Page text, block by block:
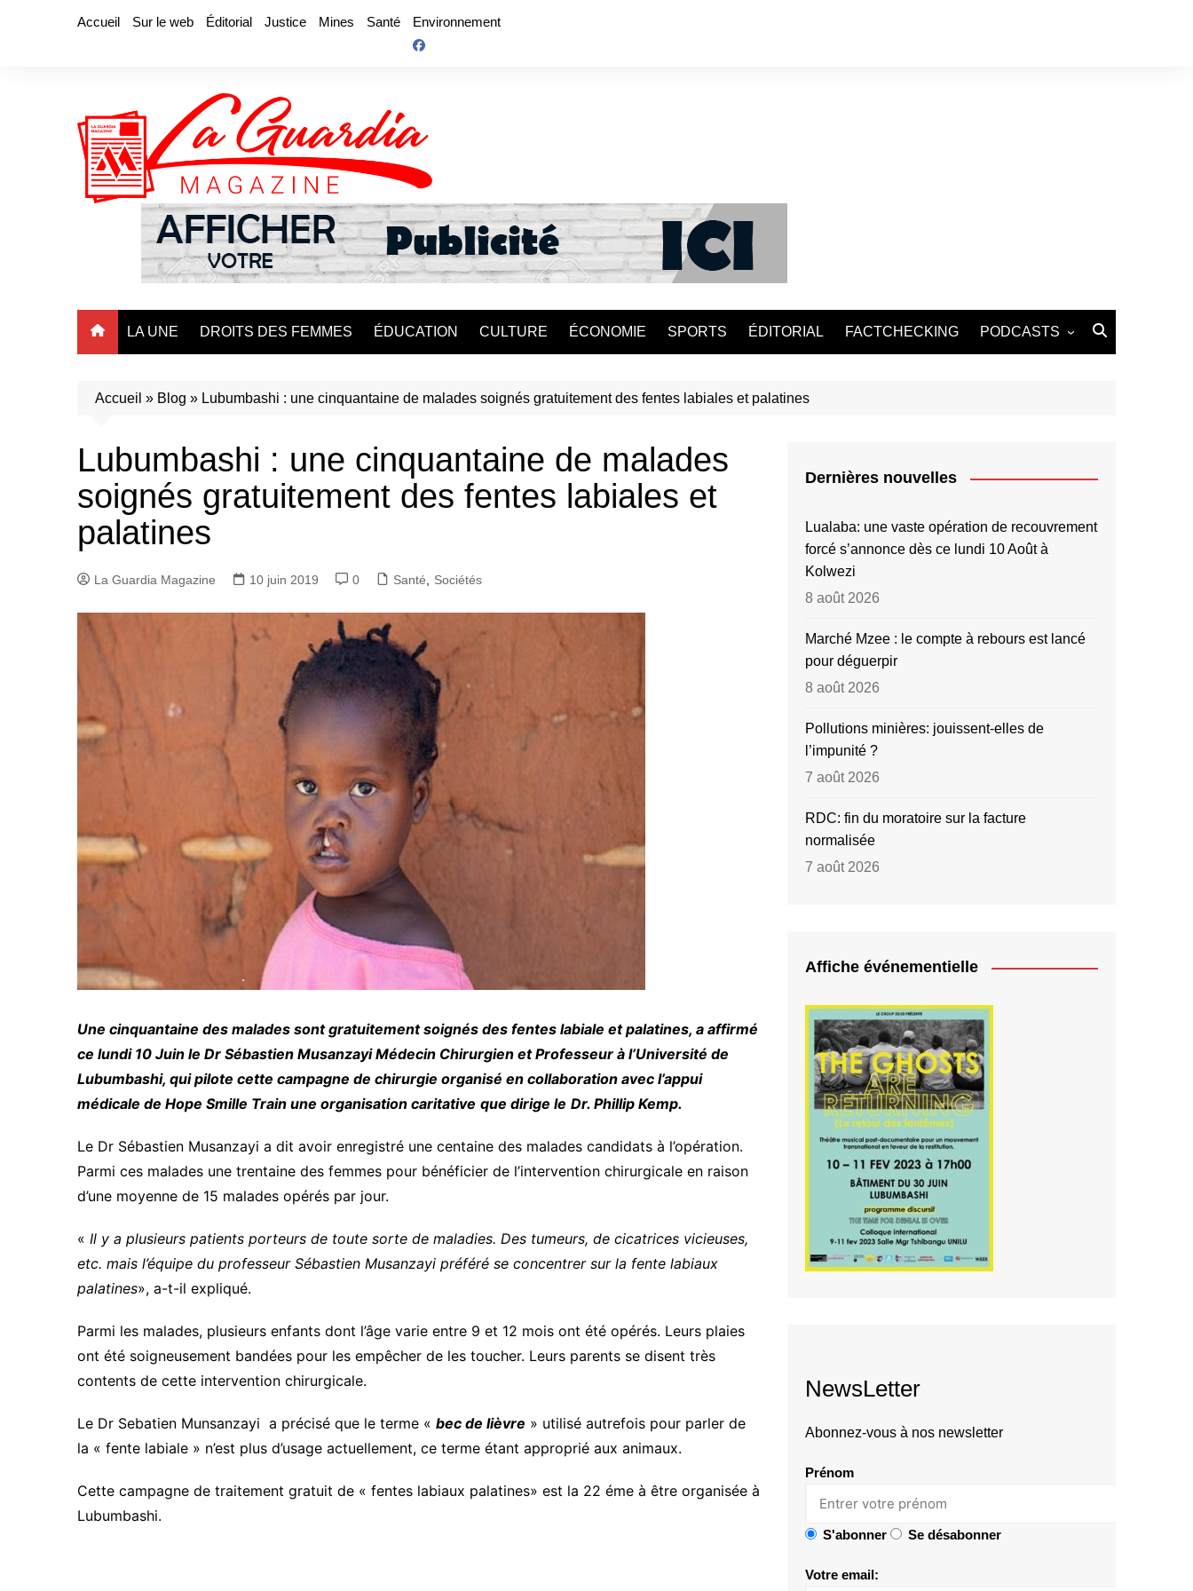
Accueil Sur le web Éditorial Justice Mines Santé Environnement
LA UNE DROITS DES FEMMES ÉDUCATION CULTURE ÉCONOMIE SPORTS ÉDITORIAL FACTCHECKING PODCASTS
Accueil » Blog » Lubumbashi : une cinquantaine de malades soignés gratuitement des fentes labiales et palatines
Lubumbashi : une cinquantaine de malades
soignés gratuitement des fentes labiales et
palatines
La Guardia Magazine 10 juin 2019 0 Santé, Sociétés
Une cinquantaine des malades sont gratuitement soignés des fentes labiale et palatines, a affirmé
ce lundi 10 Juin le Dr Sébastien Musanzayi Médecin Chirurgien et Professeur à l’Université de
Lubumbashi, qui pilote cette campagne de chirurgie organisé en collaboration avec l’appui
médicale de Hope Smille Train une organisation caritative que dirige le Dr. Phillip Kemp.
Le Dr Sébastien Musanzayi a dit avoir enregistré une centaine des malades candidats à l’opération.
Parmi ces malades une trentaine des femmes pour bénéficier de l’intervention chirurgicale en raison
d’une moyenne de 15 malades opérés par jour.
« Il y a plusieurs patients porteurs de toute sorte de maladies. Des tumeurs, de cicatrices vicieuses,
etc. mais l’équipe du professeur Sébastien Musanzayi préféré se concentrer sur la fente labiaux
palatines», a-t-il expliqué.
Parmi les malades, plusieurs enfants dont l’âge varie entre 9 et 12 mois ont été opérés. Leurs plaies
ont été soigneusement bandées pour les empêcher de les toucher. Leurs parents se disent très
contents de cette intervention chirurgicale.
Le Dr Sebatien Munsanzayi a précisé que le terme « bec de lièvre » utilisé autrefois pour parler de
la « fente labiale » n’est plus d’usage actuellement, ce terme étant approprié aux animaux.
Cette campagne de traitement gratuit de « fentes labiaux palatines» est la 22 éme à être organisée à
Lubumbashi.
Dernières nouvelles
Lualaba: une vaste opération de recouvrement
forcé s’annonce dès ce lundi 10 Août à
Kolwezi
8 août 2026
Marché Mzee : le compte à rebours est lancé
pour déguerpir
8 août 2026
Pollutions minières: jouissent-elles de
l’impunité ?
7 août 2026
RDC: fin du moratoire sur la facture
normalisée
7 août 2026
Affiche événementielle
NewsLetter
Abonnez-vous à nos newsletter
Prénom
S'abonner Se désabonner
Votre email: